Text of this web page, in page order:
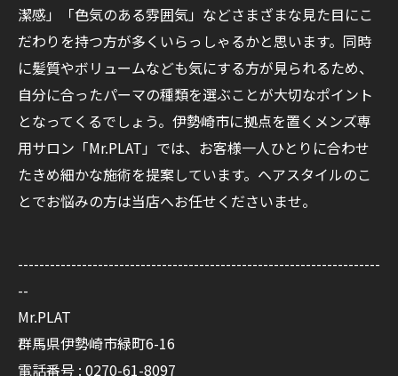
潔感」「色気のある雰囲気」などさまざまな見た目にこ
だわりを持つ方が多くいらっしゃるかと思います。同時
に髪質やボリュームなども気にする方が見られるため、
自分に合ったパーマの種類を選ぶことが大切なポイント
となってくるでしょう。伊勢崎市に拠点を置くメンズ専
用サロン「Mr.PLAT」では、お客様一人ひとりに合わせ
たきめ細かな施術を提案しています。ヘアスタイルのこ
とでお悩みの方は当店へお任せくださいませ。
--------------------------------------------------------------------
--
Mr.PLAT
群馬県伊勢崎市緑町6-16
電話番号 : 0270-61-8097